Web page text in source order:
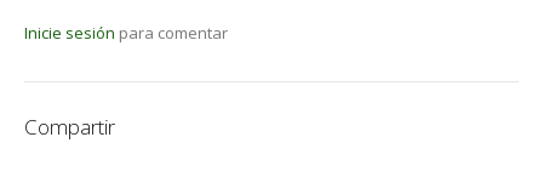
Inicie sesión para comentar
Compartir